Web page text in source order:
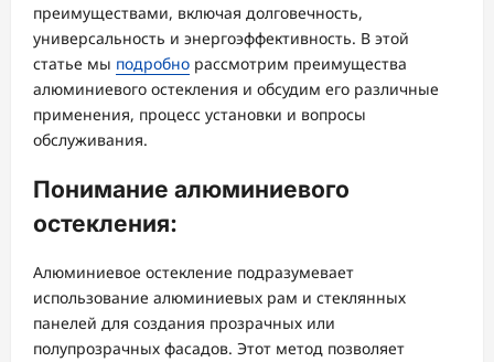
преимуществами, включая долговечность,
универсальность и энергоэффективность. В этой
статье мы подробно рассмотрим преимущества
алюминиевого остекления и обсудим его различные
применения, процесс установки и вопросы
обслуживания.
Понимание алюминиевого
остекления:
Алюминиевое остекление подразумевает
использование алюминиевых рам и стеклянных
панелей для создания прозрачных или
полупрозрачных фасадов. Этот метод позволяет